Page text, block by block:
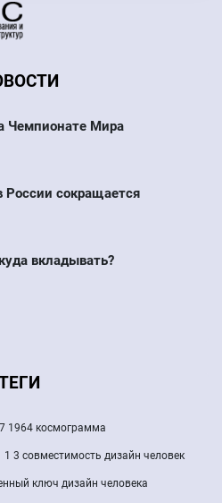
Чемпионате Мира
России сокращается
вкладывать?
1964 космограмма
1 3 совместимость дизайн человек
ключ дизайн человека